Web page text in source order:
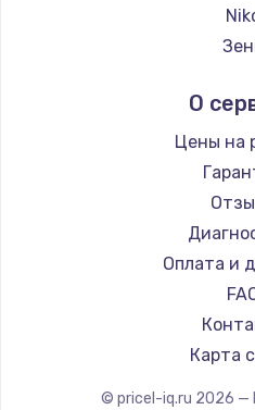
Ремонт
Ремонт
Ремонт
Ремонт
Ремонт
Ремонт
Ремонт
Ремонт
Vector
Carl
AGM
О
Цены на
Оплата и
Карта
© pricel-iq.ru 2026 —